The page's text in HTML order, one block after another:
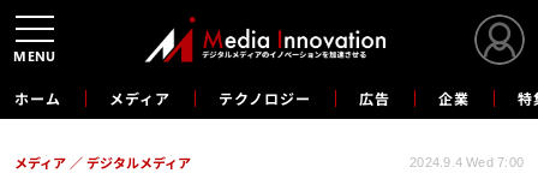
ホーム メディア テクノロジー 広告 企業 特
メディア デジタルメディア 2024.9.4 Wed 7:00
MENU